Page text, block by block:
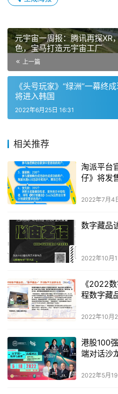
元宇宙一周报：腾讯再探XR
色，宝马打造元宇宙工厂
上一篇
《头号玩家》“绿洲”一幕终
将进入韩国
2022年6月25日 16:31
相关推荐
淘派平台
仔》将发
2022年7月4
数字藏品
2022年10月
《2022
程数字藏
2022年10月
港股100
端对话沙
2022年5月19